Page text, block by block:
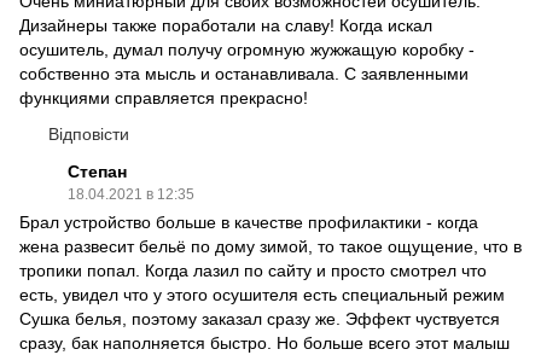
Дизайнеры также поработали на славу! Когда искал
осушитель, думал получу огромную жужжащую коробку -
собственно эта мысль и останавливала. С заявленными
функциями справляется прекрасно!
Відповісти
Степан
18.04.2021 в 12:35
Брал устройство больше в качестве профилактики - когда
жена развесит бельё по дому зимой, то такое ощущение, что в
тропики попал. Когда лазил по сайту и просто смотрел что
есть, увидел что у этого осушителя есть специальный режим
Сушка белья, поэтому заказал сразу же. Эффект чуствуется
сразу, бак наполняется быстро. Но больше всего этот малыш